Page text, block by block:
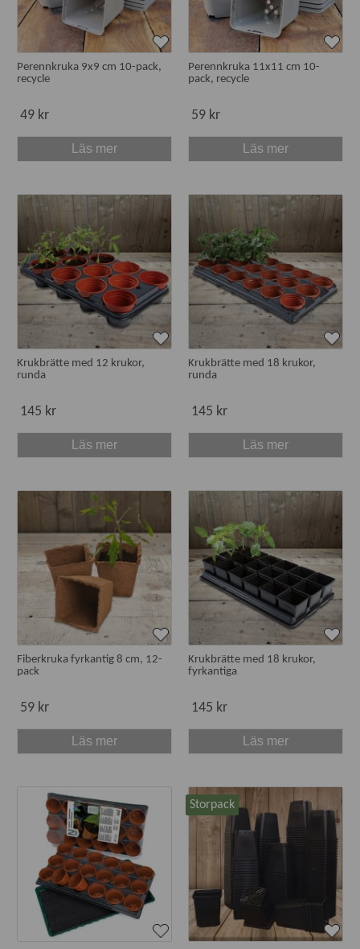
Perennkruka 9x9 cm 10-pack,
recycle
49 kr
Läs mer
Perennkruka 11x11 cm 10-
pack, recycle
59 kr
Läs mer
Krukbrätte med 12 krukor,
runda
145 kr
Läs mer
Krukbrätte med 18 krukor,
runda
145 kr
Läs mer
Fiberkruka fyrkantig 8 cm, 12-
pack
59 kr
Läs mer
Krukbrätte med 18 krukor,
fyrkantiga
145 kr
Läs mer
Storpack